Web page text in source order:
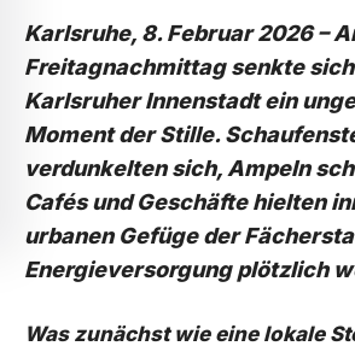
Karlsruhe, 8. Februar 2026 –
Freitagnachmittag senkte
Karlsruher Innenstadt ein
Moment der Stille.
verdunkelten sich, Ampeln
Cafés und Geschäfte hielten
urbanen Gefüge der
Energieversorgung plötzlich
Was zunächst wie eine lokale